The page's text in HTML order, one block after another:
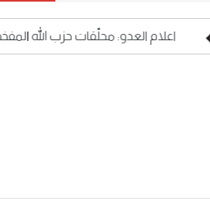
اعلام العدو: محلّقات حزب الله المفخخة